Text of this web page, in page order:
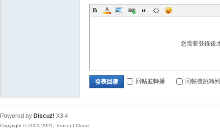
您需要登錄後
發表回覆 回帖並轉播 回帖後跳轉
Powered by Discuz! X3.4
Copyright © 2001-2021, Tencent Cloud.